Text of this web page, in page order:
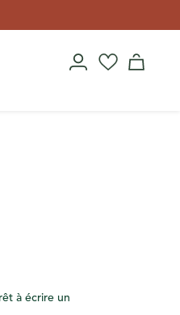
à écrire un